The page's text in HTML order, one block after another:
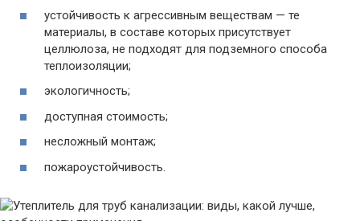
устойчивость к агрессивным веществам — те
материалы, в составе которых присутствует
целлюлоза, не подходят для подземного способа
теплоизоляции;
экологичность;
доступная стоимость;
несложный монтаж;
пожароустойчивость.